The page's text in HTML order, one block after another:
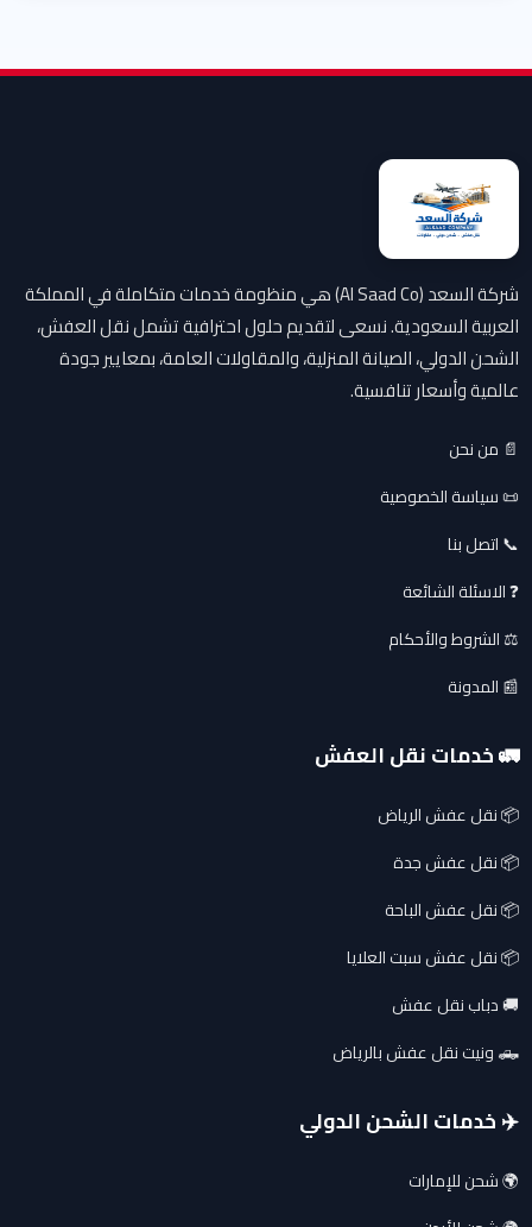
شركة السعد (Al Saad Co) هي منظومة خدمات متكاملة في المملكة
العربية السعودية. نسعى لتقديم حلول احترافية تشمل نقل العفش،
الشحن الدولي، الصيانة المنزلية، والمقاولات العامة، بمعايير جودة
عالمية وأسعار تنافسية.
📄 من نحن
📜 سياسة الخصوصية
📞 اتصل بنا
❓ الاسئلة الشائعة
⚖️ الشروط والأحكام
📰 المدونة
🚛 خدمات نقل العفش
📦 نقل عفش الرياض
📦 نقل عفش جدة
📦 نقل عفش الباحة
📦 نقل عفش سبت العلايا
🚚 دباب نقل عفش
🛻 ونيت نقل عفش بالرياض
✈️ خدمات الشحن الدولي
🌍 شحن للإمارات